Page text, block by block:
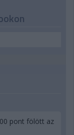
pont fölött az